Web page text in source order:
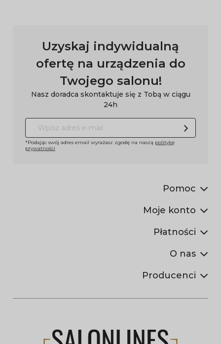
Uzyskaj indywidualną
ofertę na urządzenia do
Twojego salonu!
Nasz doradca skontaktuje się z Tobą w ciągu
24h
*Podając swój adres email wyrażasz zgodę na naszą politykę
prywatności
Pomoc
Moje konto
Płatności
O nas
Producenci